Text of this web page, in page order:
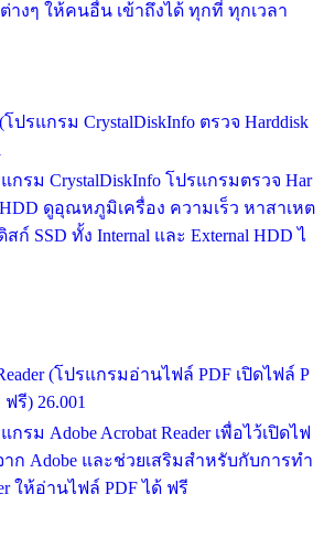
างๆ ให้คนอื่น เข้าถึงได้ ทุกที่ ทุกเวลา
โปรแกรม CrystalDiskInfo ตรวจ Harddisk
รม CrystalDiskInfo โปรแกรมตรวจ Har
ดูอุณหภูมิเครื่อง ความเร็ว หาสาเหต
ก์ SSD ทั้ง Internal และ External HDD ไ
(โปรแกรมอ่านไฟล์ PDF เปิดไฟล์ P
รี) 26.001
รม Adobe Acrobat Reader เพื่อไว้เปิดไฟ
าก Adobe และช่วยเสริมสำหรับกับการทำ
ให้อ่านไฟล์ PDF ได้ ฟรี